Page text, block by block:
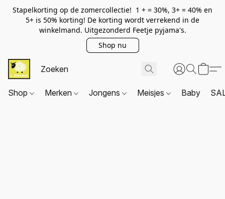
Stapelkorting op de zomercollectie! 1 + = 30%, 3+ = 40% en
5+ is 50% korting! De korting wordt verrekend in de
winkelmand. Uitgezonderd Feetje pyjama's.
Shop nu
Shop Merken Jongens Meisjes Baby